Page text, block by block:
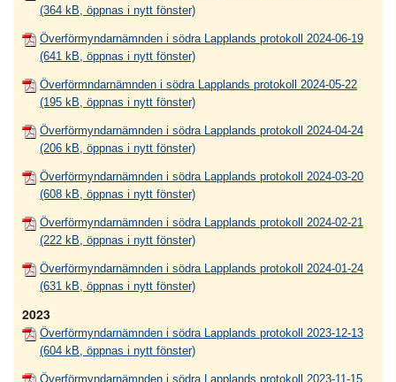
(364 kB, öppnas i nytt fönster)
Överförmyndarnämnden i södra Lapplands protokoll 2024-06-19
(641 kB, öppnas i nytt fönster)
Överförmndarnämnden i södra Lapplands protokoll 2024-05-22
(195 kB, öppnas i nytt fönster)
Överförmyndarnämnden i södra Lapplands protokoll 2024-04-24
(206 kB, öppnas i nytt fönster)
Överförmyndarnämnden i södra Lapplands protokoll 2024-03-20
(608 kB, öppnas i nytt fönster)
Överförmyndarnämnden i södra Lapplands protokoll 2024-02-21
(222 kB, öppnas i nytt fönster)
Överförmyndarnämnden i södra Lapplands protokoll 2024-01-24
(631 kB, öppnas i nytt fönster)
2023
Överförmyndarnämnden i södra Lapplands protokoll 2023-12-13
(604 kB, öppnas i nytt fönster)
Överförmyndarnämnden i södra Lapplands protokoll 2023-11-15